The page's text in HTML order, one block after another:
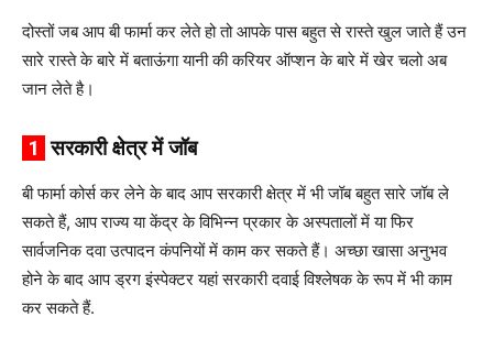
दोस्तों जब आप बी फार्मा कर लेते हो तो आपके पास बहुत से रास्ते खुल जाते हैं उन
सारे रास्ते के बारे में बताऊंगा यानी की करियर ऑप्शन के बारे में खेर चलो अब
जान लेते है।
1 सरकारी क्षेत्र में जॉब
बी फार्मा कोर्स कर लेने के बाद आप सरकारी क्षेत्र में भी जॉब बहुत सारे जॉब ले
सकते हैं, आप राज्य या केंद्र के विभिन्न प्रकार के अस्पतालों में या फिर
सार्वजनिक दवा उत्पादन कंपनियों में काम कर सकते हैं। अच्छा खासा अनुभव
होने के बाद आप ड्रग इंस्पेक्टर यहां सरकारी दवाई विश्लेषक के रूप में भी काम
कर सकते हैं.